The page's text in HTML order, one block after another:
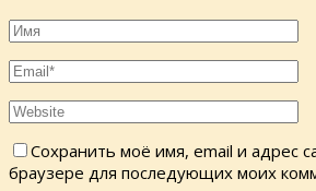
Сохранить моё имя, email и адрес
браузере для последующих моих